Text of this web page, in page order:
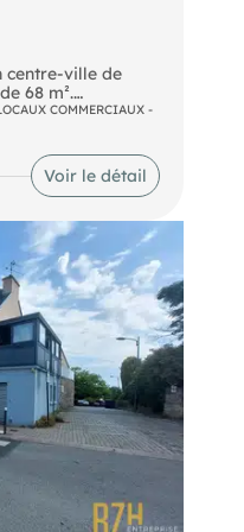
centre-ville de
68 m².
tous
COMMERCIAUX -
Voir le détail